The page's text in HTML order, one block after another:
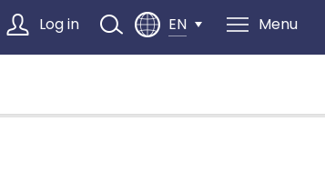
Log in EN Menu